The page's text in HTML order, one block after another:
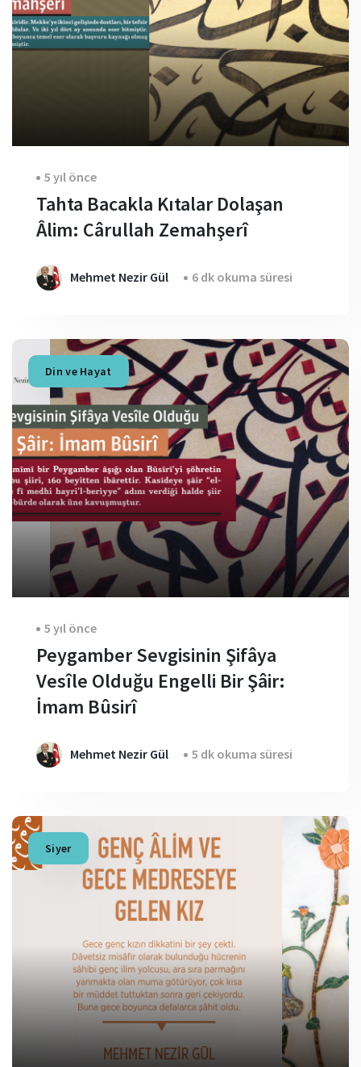
5 yıl önce
Tahta Bacakla Kıtalar Dolaşan
Âlim: Cârullah Zemahşerî
Mehmet Nezir Gül 6 dk okuma süresi
Din ve Hayat
5 yıl önce
Peygamber Sevgisinin Şifâya
Vesîle Olduğu Engelli Bir Şâir:
İmam Bûsirî
Mehmet Nezir Gül 5 dk okuma süresi
Siyer